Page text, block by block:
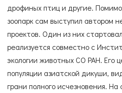
дрофиных птиц и другие.
зоопарк сам выступил автором
проектов. Один из них
реализуется совместно с
экологии животных СО РАН. Его
популяции азиатской дикуши,
грани полного исчезновения.